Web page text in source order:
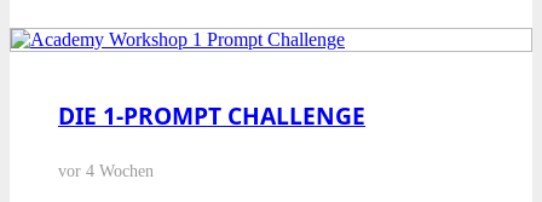
DIE 1-PROMPT CHALLENGE
vor 4 Wochen